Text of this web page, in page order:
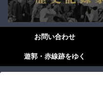
お問い合わせ
遊郭・赤線跡をゆく